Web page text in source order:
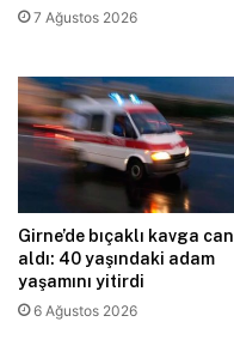
7 Ağustos 2026
Girne’de bıçaklı kavga can
aldı: 40 yaşındaki adam
yaşamını yitirdi
6 Ağustos 2026